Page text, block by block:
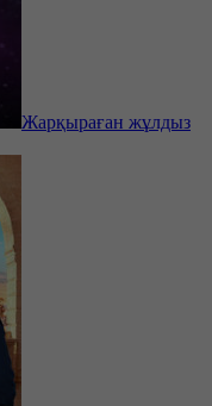
Жарқыраған жұлдыз